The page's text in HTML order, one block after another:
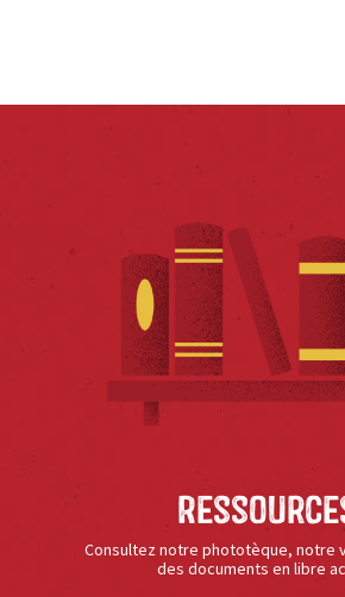
Consultez notre phototèque, notre
des documents en libre